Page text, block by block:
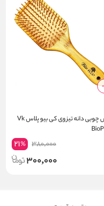
برس چوبی دانه تیز وی کی بیو پلاس Vk
380,000
21%
300,000